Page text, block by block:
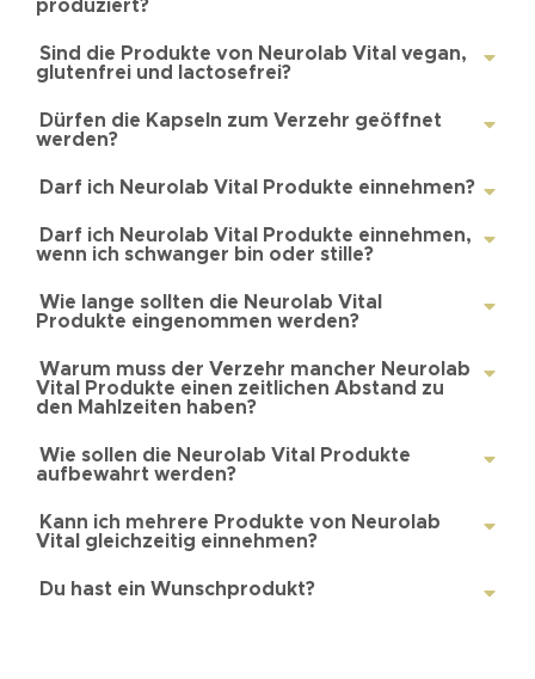
produziert?
Sind die Produkte von Neurolab Vital vegan,
glutenfrei und lactosefrei?
Dürfen die Kapseln zum Verzehr geöffnet
werden?
Darf ich Neurolab Vital Produkte einnehmen?
Darf ich Neurolab Vital Produkte einnehmen,
wenn ich schwanger bin oder stille?
Wie lange sollten die Neurolab Vital
Produkte eingenommen werden?
Warum muss der Verzehr mancher Neurolab
Vital Produkte einen zeitlichen Abstand zu
den Mahlzeiten haben?
Wie sollen die Neurolab Vital Produkte
aufbewahrt werden?
Kann ich mehrere Produkte von Neurolab
Vital gleichzeitig einnehmen?
Du hast ein Wunschprodukt?